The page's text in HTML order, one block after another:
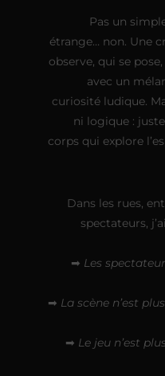
Pas un
étrange… non. Une
observe, qui se
avec un
curiosité ludique.
ni logique :
corps qui explore
Dans les rues,
spectateurs,
➡ Les
➡ La scène n’est
➡ Le jeu n’est